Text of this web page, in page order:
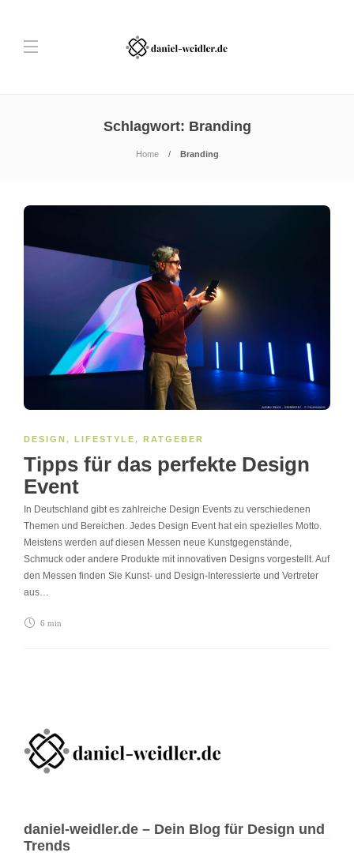
Schlagwort: Branding
Home Branding
DESIGN, LIFESTYLE, RATGEBER
Tipps für das perfekte Design
Event
In Deutschland gibt es zahlreiche Design Events zu verschiedenen
Themen und Bereichen. Jedes Design Event hat ein spezielles Motto.
Meistens werden auf diesen Messen neue Kunstgegenstände,
Schmuck oder andere Produkte mit innovativen Designs vorgestellt. Auf
den Messen finden Sie Kunst- und Design-Interessierte und Vertreter
aus…
6 min
daniel-weidler.de – Dein Blog für Design und
Trends